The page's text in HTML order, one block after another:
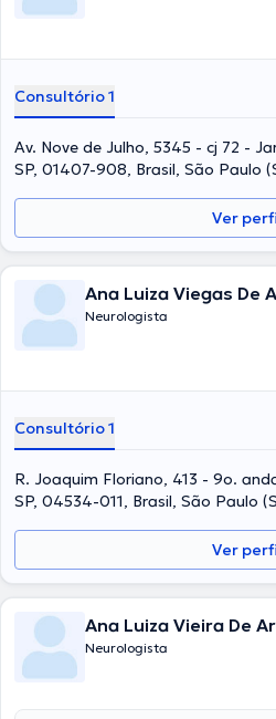
Consultório 1
Av. Nove de Julho, 5345 - cj 72 -
SP, 01407-908, Brasil, São Paulo
Ver
Ana Luiza Viegas De
Neurologista
Consultório 1
R. Joaquim Floriano, 413 - 9o.
SP, 04534-011, Brasil, São Paulo
Ver
Ana Luiza Vieira De
Neurologista